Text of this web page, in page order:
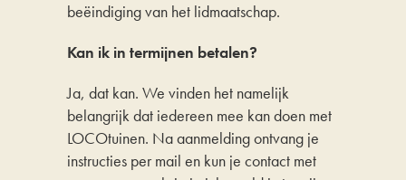
beëindiging van het lidmaatschap.
Kan ik in termijnen betalen?
Ja, dat kan. We vinden het namelijk
belangrijk dat iedereen mee kan doen met
LOCOtuinen. Na aanmelding ontvang je
instructies per mail en kun je contact met